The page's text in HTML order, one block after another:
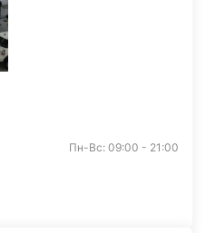
Пн-Вс: 09:00 - 21:00